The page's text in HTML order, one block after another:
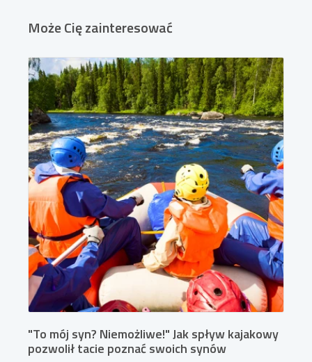
Może Cię zainteresować
"To mój syn? Niemożliwe!" Jak spływ kajakowy
pozwolił tacie poznać swoich synów